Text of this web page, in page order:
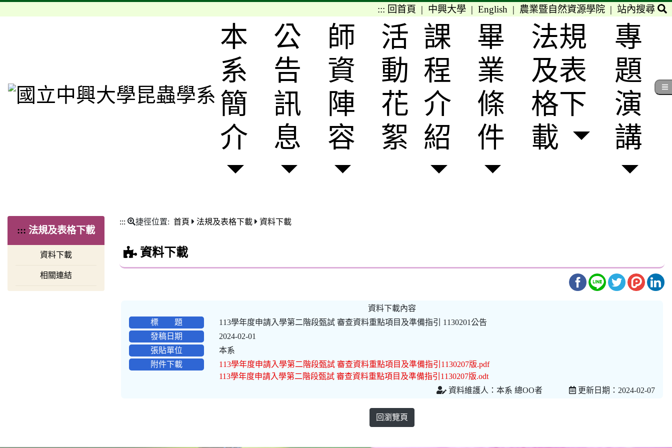
::: 回首頁 | 中興大學| English | 農業暨自然資源學院| 站內搜尋
本
系
簡
介
公
告
訊
息
師
資
陣
容
活
動
花
絮
課
程
介
紹
畢
業
條
件
法規
及表
格下
載
專
題
演
講
::: 法規及表格下載
資料下載
相關連結
::: 捷徑位置: 首頁 法規及表格下載 資料下載
資料下載
資料下載內容
標 題
113學年度申請入學第二階段甄試 審查資料重點項目及準備指引 1130201公告
發稿日期
2024-02-01
張貼單位
本系
附件下載
113學年度申請入學第二階段甄試 審查資料重點項目及準備指引1130207版.pdf
113學年度申請入學第二階段甄試 審查資料重點項目及準備指引1130207版.odt
資料維護人：本系 總OO者
更新日期：2024-02-07
回瀏覽頁